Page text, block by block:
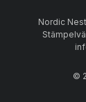
Nordic
©